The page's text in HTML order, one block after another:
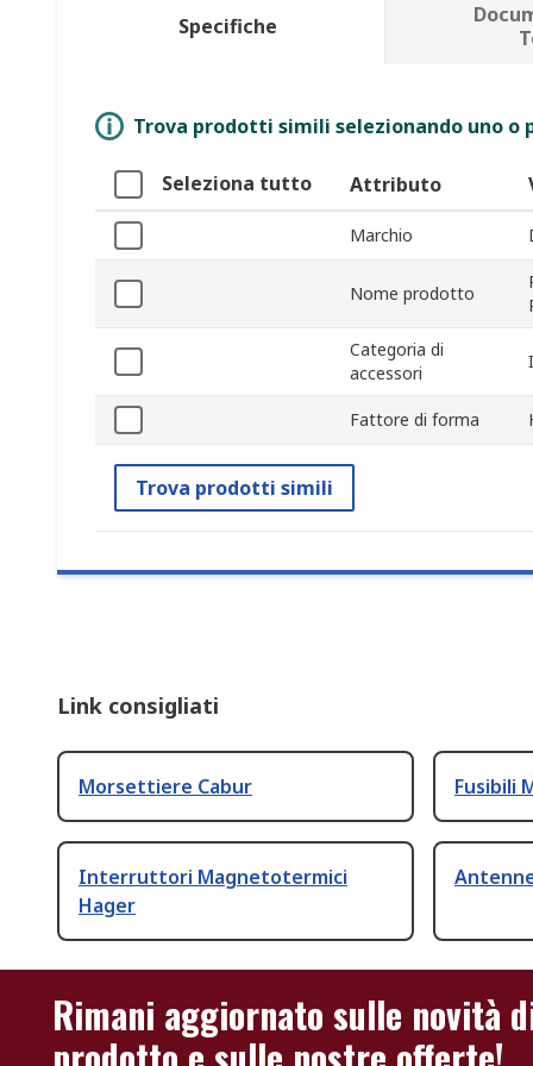
Specifiche
Trova prodotti simili selezionando uno
Seleziona tutto Attributo
Marchio
Nome prodotto
Categoria di
accessori
Fattore di forma
Trova prodotti simili
Link consigliati
Morsettiere Cabur Fusibili
Interruttori Magnetotermici
Hager
Rimani aggiornato sulle novità